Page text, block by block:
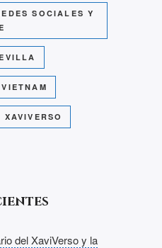
SOCIALES Y
VIETNAM
XAVIVERSO
del XaviVerso y la